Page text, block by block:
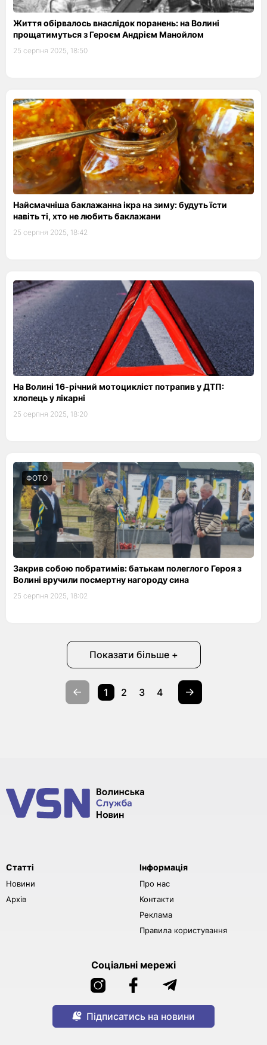
Життя обірвалось внаслідок поранень: на Волині
прощатимуться з Героєм Андрієм Манойлом
25 серпня 2025, 18:50
Найсмачніша баклажанна ікра на зиму: будуть їсти
навіть ті, хто не любить баклажани
25 серпня 2025, 18:42
На Волині 16-річний мотоцикліст потрапив у ДТП:
хлопець у лікарні
25 серпня 2025, 18:20
ФОТО
Закрив собою побратимів: батькам полеглого Героя з
Волині вручили посмертну нагороду сина
25 серпня 2025, 18:02
Показати більше +
1 2 3 4
Статті
Новини
Архів
Інформація
Про нас
Контакти
Реклама
Правила користування
Соціальні мережі
Підписатись на новини